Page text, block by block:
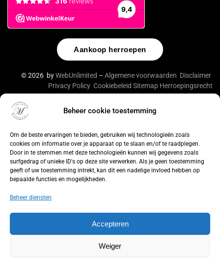
Beheer cookie toestemming
Om de beste ervaringen te bieden, gebruiken wij technologieën zoals
cookies om informatie over je apparaat op te slaan en/of te raadplegen.
Door in te stemmen met deze technologieën kunnen wij gegevens zoals
surfgedrag of unieke ID's op deze site verwerken. Als je geen toestemming
geeft of uw toestemming intrekt, kan dit een nadelige invloed hebben op
bepaalde functies en mogelijkheden.
Beheer diensten
Accepteren
Weiger
Aankoop herroepen
© 2026 byWebUnlimited – Algemene voorwaarden Disclaimer
Privacy Policy Cookiebeleid Sitemap Herroepingsrecht
De waardering van lingeriebym.nl/ bij
WebwinkelKeur